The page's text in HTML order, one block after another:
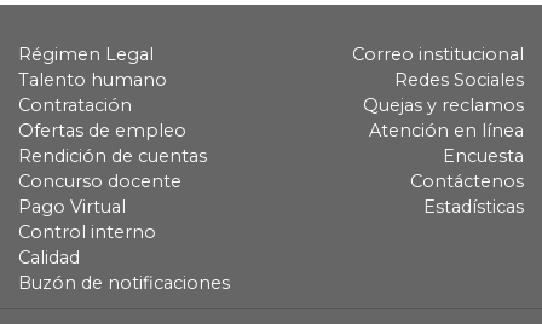
Régimen Legal
Talento humano
Contratación
Ofertas de empleo
Rendición de cuentas
Concurso docente
Pago Virtual
Control interno
Calidad
Buzón de notificaciones
Correo institucional
Redes Sociales
Quejas y reclamos
Atención en línea
Encuesta
Contáctenos
Estadísticas